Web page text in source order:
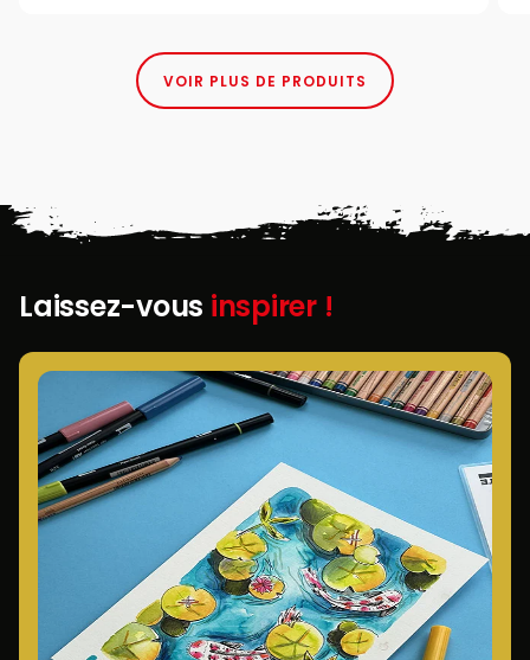
VOIR PLUS DE PRODUITS
Laissez-vous inspirer !